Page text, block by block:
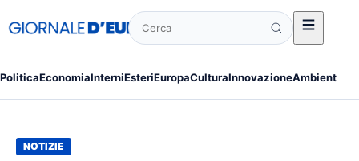
PoliticaEconomiaInterniEsteriEuropaCulturaInnovazioneAmbiente
Cerca
NOTIZIE